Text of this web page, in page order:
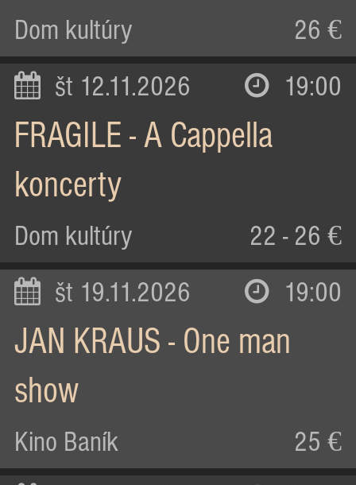
Dom kultúry 26 €
št 12.11.2026 19:00
FRAGILE - A Cappella
koncerty
Dom kultúry 22 - 26 €
št 19.11.2026 19:00
JAN KRAUS - One man
show
Kino Baník 25 €